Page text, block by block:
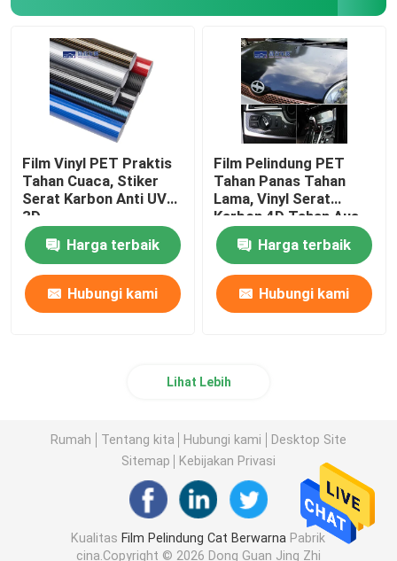
Film Vinyl PET Praktis
Tahan Cuaca, Stiker
Serat Karbon Anti UV
3D
Harga terbaik
Hubungi kami
Film Pelindung PET
Tahan Panas Tahan
Lama, Vinyl Serat
Karbon 4D Tahan Aus
Harga terbaik
Hubungi kami
Lihat Lebih
Rumah Tentang kita Hubungi kami
Desktop Site
Sitemap
Kebijakan Privasi
Kualitas Film Pelindung Cat Berwarna Pabrik
cina.Copyright © 2026 Dong Guan Jing Zhi